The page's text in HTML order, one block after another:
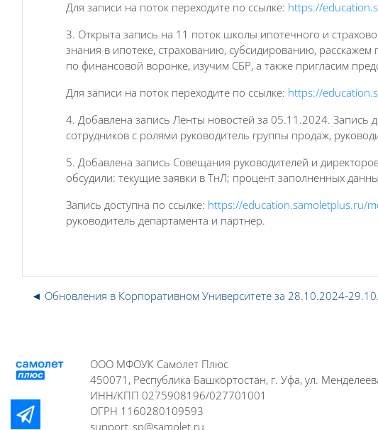
Для записи на поток переходите по ссылке: https://
3. Открыта запись на 11 поток школы ипотечного и
знания в ипотеке, страхованию, субсидированию,
по финансовой воронке, изучим СБР, а также пригласим
Для записи на поток переходите по ссылке: https://
4. Добавлена запись Ленты новостей за 05.11.2024. Запись
сотрудников с ролями руководитель группы продаж,
5. Добавлена запись Совещания руководителей и
обсудили: текущие заявки в ТнЛ; процент заполненных
Запись доступна по ссылке: https://education.samoletplus.ru/
руководитель департамента и партнер.
◄ Обновления в Корпоративном Университете за 28.10.2024-
ООО МФОУК Самолет Плюс
450071, Республика Башкортостан, г. Уфа, ул.
ИНН/КПП 0275908196/027701001
ОГРН 1160280109593
support_sp@samolet.ru